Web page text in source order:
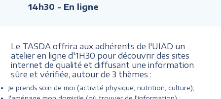
14h30 - En ligne
Le TASDA offrira aux adhérents de l'UIAD un
atelier en ligne d'1H30 pour découvrir des sites
internet de qualité et diffusant une information
sûre et vérifiée, autour de 3 thèmes :
Je prends soin de moi (activité physique, nutrition, culture);